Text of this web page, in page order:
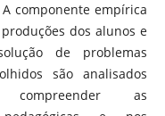
A componente empírica
dos alunos e
de problemas
são analisados
compreender as